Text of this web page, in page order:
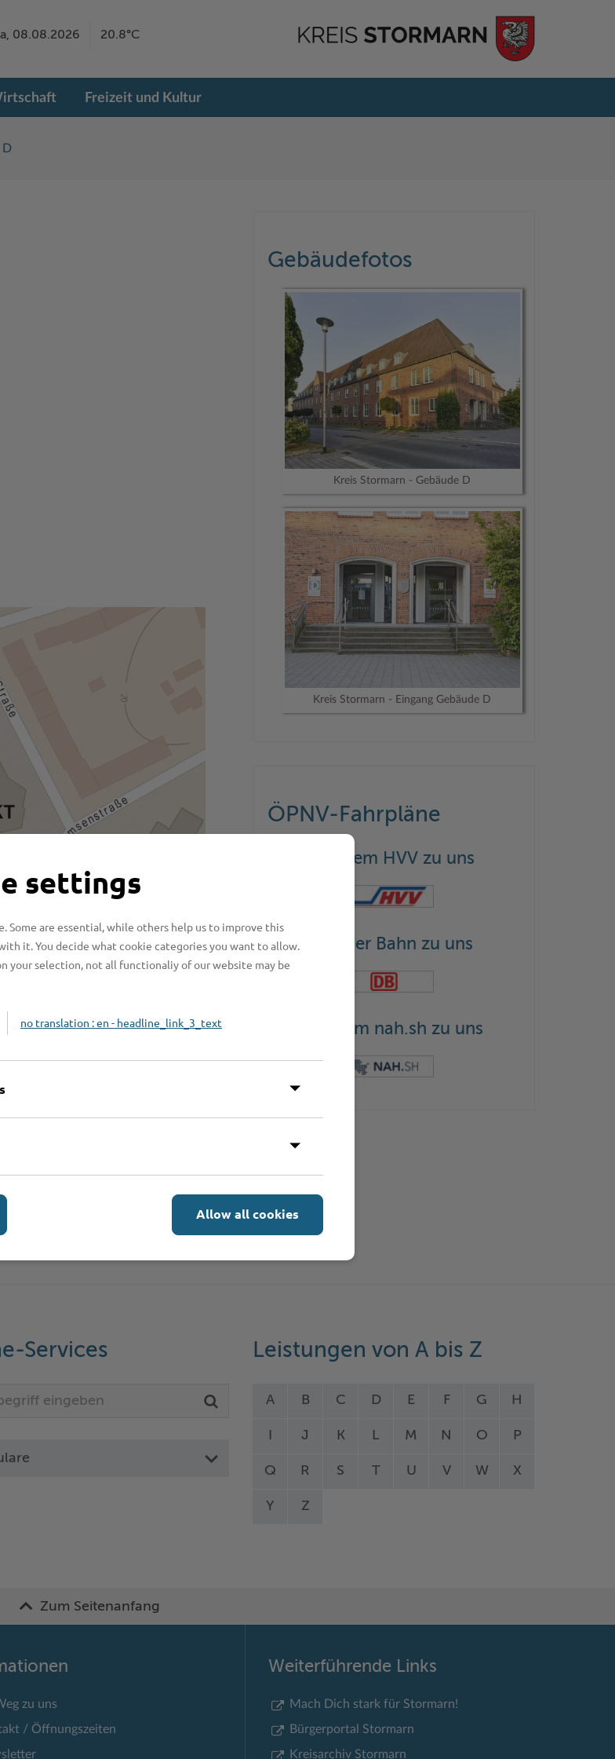
08.08.2026 20.8°C
Freizeit und Kultur
D
Aufzug im Gebäude.
in der Bangertstraße.
(PDF)
Gebäudefotos
Kreis Stormarn - Gebäude D
Kreis Stormarn - Eingang Gebäude D
ÖPNV-Fahrpläne
Mit dem HVV zu uns
Mit der Bahn zu uns
Mit dem nah.sh zu uns
Services Leistungen von A bis Z
A B C D E F G H
J K L M N O P
Q R S T U V W X
Y Z
Zum Seitenanfang
zu uns
/ Öffnungszeiten
Weiterführende Links
Mach Dich stark für Stormarn!
Bürgerportal Stormarn
Kreisarchiv Stormarn
settings
Some are essential, while others help us to improve this
it. You decide what cookie categories you want to allow.
your selection, not all functionaliy of our website may be
no translation : en - headline_link_3_text
Allow all cookies